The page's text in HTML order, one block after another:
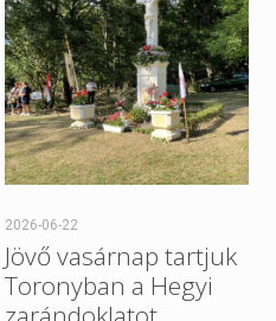
2026-06-22
Jövő vasárnap tartjuk
Toronyban a Hegyi